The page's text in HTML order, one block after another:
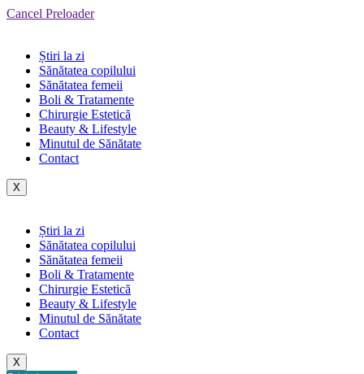
Cancel Preloader
Știri la zi
Sănătatea copilului
Sănătatea femeii
Boli & Tratamente
Chirurgie Estetică
Beauty & Lifestyle
Minutul de Sănătate
Contact
X
Știri la zi
Sănătatea copilului
Sănătatea femeii
Boli & Tratamente
Chirurgie Estetică
Beauty & Lifestyle
Minutul de Sănătate
Contact
X